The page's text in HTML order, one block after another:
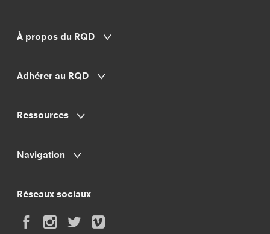
À propos du RQD
Adhérer au RQD
Ressources
Navigation
Réseaux sociaux